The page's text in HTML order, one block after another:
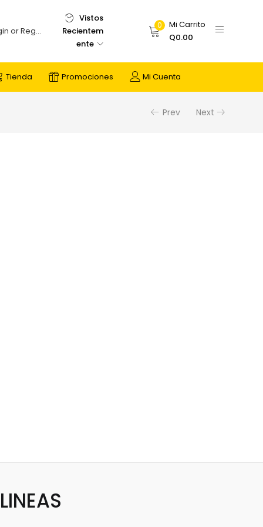
Login or Register
Vistos
Recientem
ente
0
Mi Carrito
Q0.00
Tienda Promociones Mi Cuenta
Prev Next